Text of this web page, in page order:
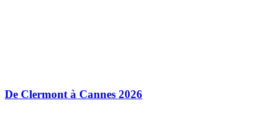
De Clermont à Cannes 2026